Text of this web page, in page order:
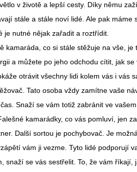
v životě a lepší cesty. Díky němu
stále a stále noví lidé. Ale pak máme
je nutné nějak zařadit a roztřídit.
kamaráda, co si stále stěžuje na vše, je
a můžete po jeho odchodu cítit, jak se
otrávit všechny lidi kolem vás i vás
Tato osoba vždy zamítne vaše
Snaží se vám totiž zabránit ve
kamarádky, co vás pomluví, jen
Další sortou je pochybovač. Je
vám ji vezme. Tyto lidé podporují
snaží se vás sestřelit. To, že vám říkají,